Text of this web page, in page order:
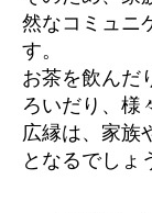
然なコミュニ
す。
お茶を飲んだ
ろいだり、様
広縁は、家族
となるでしょ